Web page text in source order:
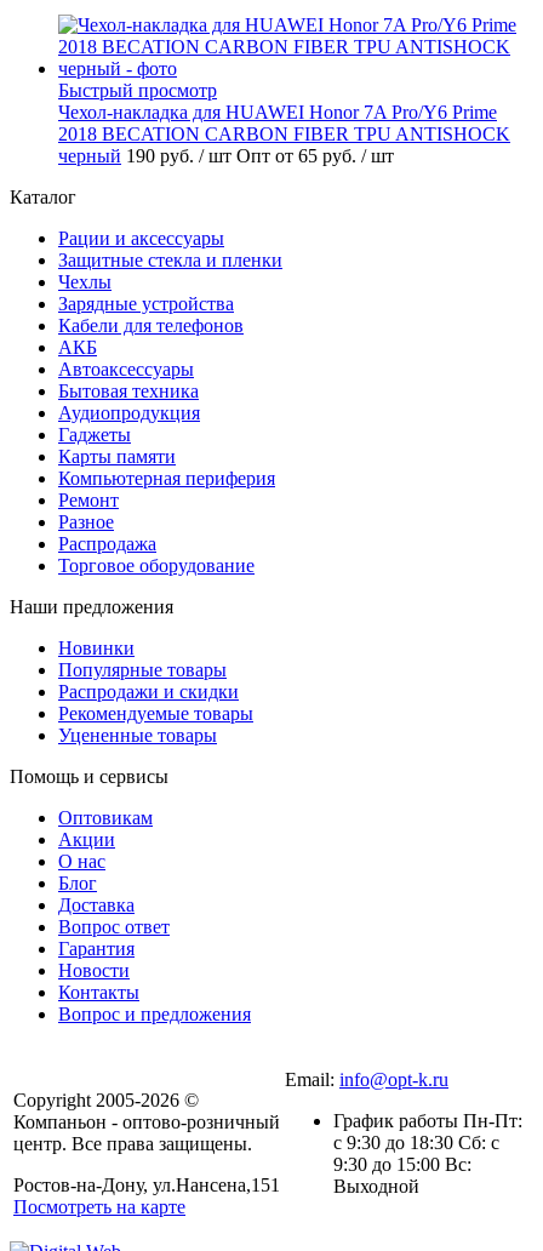
Быстрый просмотр
Чехол-накладка для HUAWEI Honor 7A Pro/Y6 Prime
2018 BECATION CARBON FIBER TPU ANTISHOCK
черный 190 руб. / шт Опт от 65 руб. / шт
Каталог
Рации и аксессуары
Защитные стекла и пленки
Чехлы
Зарядные устройства
Кабели для телефонов
АКБ
Автоаксессуары
Бытовая техника
Аудиопродукция
Гаджеты
Карты памяти
Компьютерная периферия
Ремонт
Разное
Распродажа
Торговое оборудование
Наши предложения
Новинки
Популярные товары
Распродажи и скидки
Рекомендуемые товары
Уцененные товары
Помощь и сервисы
Оптовикам
Акции
О нас
Блог
Доставка
Вопрос ответ
Гарантия
Новости
Контакты
Вопрос и предложения
Copyright 2005-2026 ©
Компаньон - оптово-розничный
центр. Все права защищены.
Ростов-на-Дону, ул.Нансена,151
Посмотреть на карте
Email: info@opt-k.ru
График работы Пн-Пт:
с 9:30 до 18:30 Сб: с
9:30 до 15:00 Вс:
Выходной